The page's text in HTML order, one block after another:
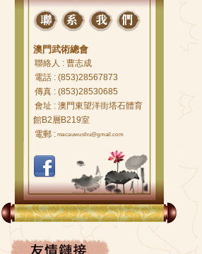
澳門武術總會
聯絡人 : 曹志成
電話 : (853)28567873
傳真 : (853)28530685
會址 : 澳門東望洋街塔石體育
館B2層B219室
電郵 : macauwushu@gmail.com
FACEBOOK